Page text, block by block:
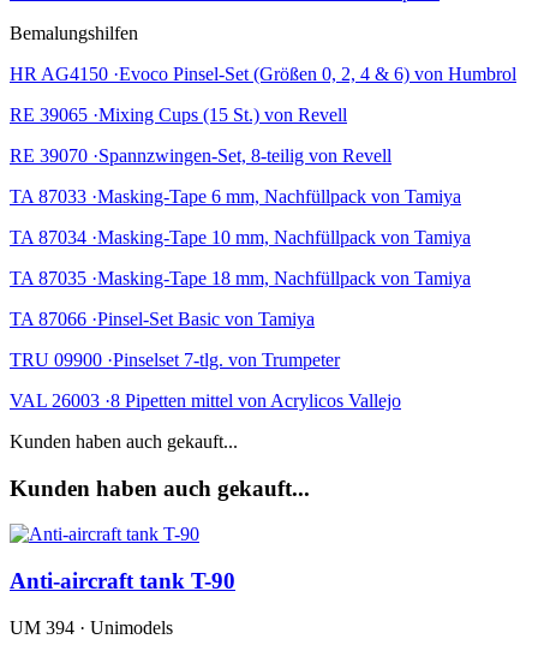
Bemalungshilfen
HR AG4150 ·Evoco Pinsel-Set (Größen 0, 2, 4 & 6) von Humbrol
RE 39065 ·Mixing Cups (15 St.) von Revell
RE 39070 ·Spannzwingen-Set, 8-teilig von Revell
TA 87033 ·Masking-Tape 6 mm, Nachfüllpack von Tamiya
TA 87034 ·Masking-Tape 10 mm, Nachfüllpack von Tamiya
TA 87035 ·Masking-Tape 18 mm, Nachfüllpack von Tamiya
TA 87066 ·Pinsel-Set Basic von Tamiya
TRU 09900 ·Pinselset 7-tlg. von Trumpeter
VAL 26003 ·8 Pipetten mittel von Acrylicos Vallejo
Kunden haben auch gekauft...
Kunden haben auch gekauft...
Anti-aircraft tank T-90
UM 394 · Unimodels